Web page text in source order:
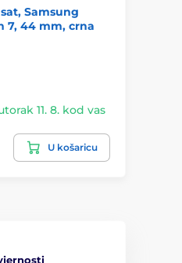
Samsung
7, 44 mm, crna
11. 8. kod vas
U košaricu